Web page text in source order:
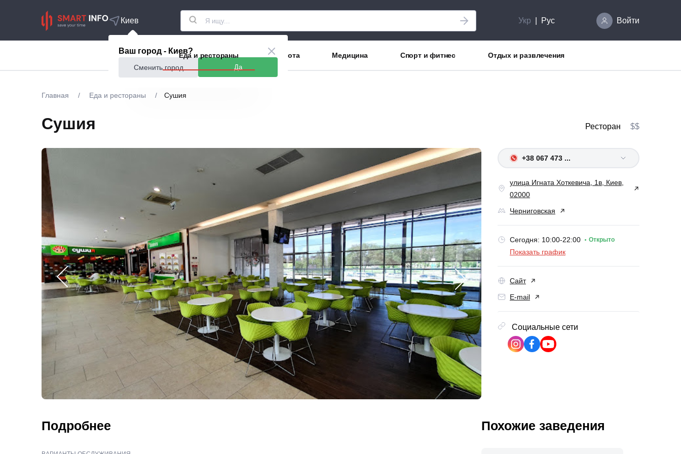
Киев
Ваш город - Киев?
Сменить город Да
Укр Рус Войти
Акции Еда и рестораны Красота Медицина Спорт и фитнес Отдых и развлечения
Главная / Еда и рестораны / Сушия
Сушия Ресторан $$
+38 067 473 ...
улица Игната Хоткевича, 1в, Киев,
02000
Черниговская
Сегодня: 10:00-22:00 Открыто
Показать график
Сайт
E-mail
Социальные сети
Подробнее Похожие заведения